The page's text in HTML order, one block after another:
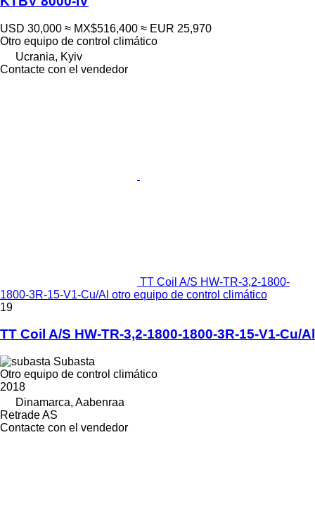
USD 30,000 ≈ MX$516,400 ≈ EUR 25,970
Otro equipo de control climático
Ucrania, Kyiv
Contacte con el vendedor
TT Coil A/S HW-TR-3,2-1800-
1800-3R-15-V1-Cu/Al otro equipo de control climático
19
TT Coil A/S HW-TR-3,2-1800-1800-3R-15-V1-Cu/Al
Subasta
Otro equipo de control climático
2018
Dinamarca, Aabenraa
Retrade AS
Contacte con el vendedor